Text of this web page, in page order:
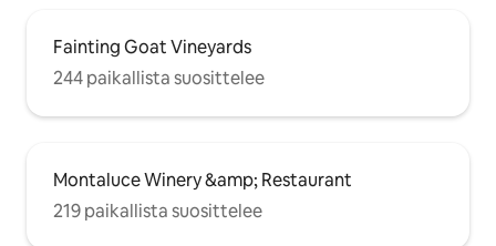
Fainting Goat Vineyards
244 paikallista suosittelee
Montaluce Winery &amp; Restaurant
219 paikallista suosittelee